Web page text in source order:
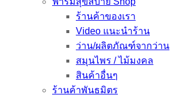
ร้านค้าของเรา
Video แนะนำร้าน
ว่าน/ผลิตภัณฑ์จากว่าน
สมุนไพร / ไม้มงคล
สินค้าอื่นๆ
ร้านค้าพันธมิตร